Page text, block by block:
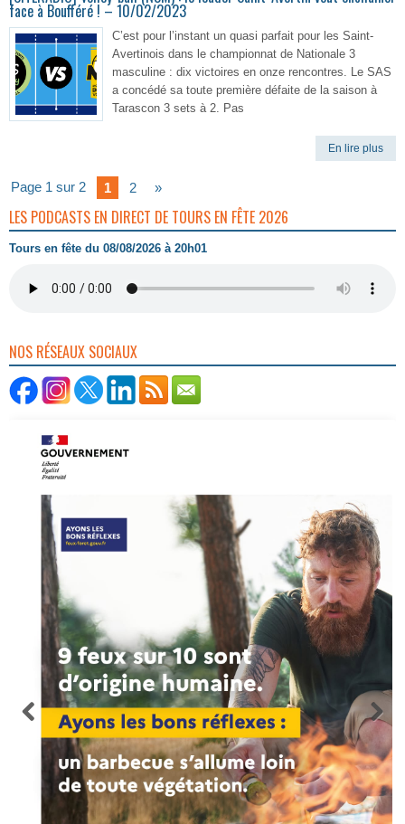
face à Boufféré ! – 10/02/2023
C’est pour l’instant un quasi parfait pour les Saint-
Avertinois dans le championnat de Nationale 3
masculine : dix victoires en onze rencontres. Le SAS
a concédé sa toute première défaite de la saison à
Tarascon 3 sets à 2. Pas
En lire plus
Page 1 sur 2 1 2 »
LES PODCASTS EN DIRECT DE TOURS EN FÊTE 2026
Tours en fête du 08/08/2026 à 20h01
NOS RÉSEAUX SOCIAUX